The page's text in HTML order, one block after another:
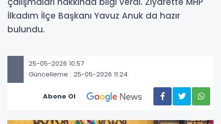
İlkadım İlçe Başkanı Yavuz Anuk da hazır
bulundu.
25-05-2026 10:57
Güncelleme : 25-05-2026 11:24
Abone Ol